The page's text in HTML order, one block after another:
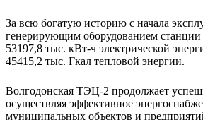
За всю богатую историю с начала
генерирующим оборудованием станции
53197,8 тыс. кВт-ч электрической
45415,2 тыс. Гкал тепловой энергии.
Волгодонская ТЭЦ-2 продолжает
осуществляя эффективное
муниципальных объектов и